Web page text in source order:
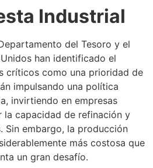
Industrial
del Tesoro y el
han identificado el
críticos como una prioridad de
impulsando una política
invirtiendo en empresas
la capacidad de refinación y
Sin embargo, la producción
más costosa que
un gran desafío.